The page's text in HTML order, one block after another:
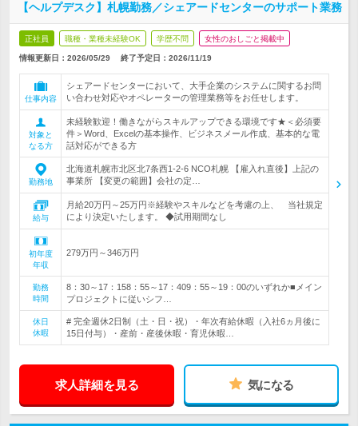
【ヘルプデスク】札幌勤務／シェアードセンターのサポート業務
正社員 職種・業種未経験OK 学歴不問 女性のおしごと掲載中
情報更新日：2026/05/29 終了予定日： 2026/11/19
仕事内容
シェアードセンターにおいて、大手企業のシステムに関するお問
い合わせ対応やオペレーターの管理業務等をお任せします。
対象と
なる方
未経験歓迎！働きながらスキルアップできる環境です★＜必須要
件＞Word、Excelの基本操作、ビジネスメール作成、基本的な電
話対応ができる方
勤務地
北海道札幌市北区北7条西1-2-6 NCO札幌 【雇入れ直後】上記の
事業所 【変更の範囲】会社の定…
給与
月給20万円～25万円※経験やスキルなどを考慮の上、 当社規定
により決定いたします。 ◆試用期間なし
初年度
年収
279万円～346万円
勤務
時間
8：30～17：158：55～17：409：55～19：00のいずれか■メイン
プロジェクトに従いシフ…
休日
休暇
# 完全週休2日制（土・日・祝）・年次有給休暇（入社6ヵ月後に
15日付与）・産前・産後休暇・育児休暇…
求人詳細を見る 気になる